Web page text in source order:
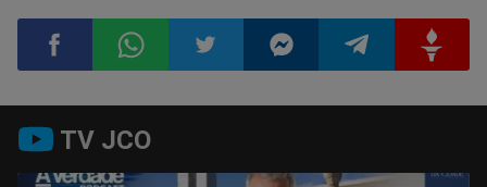
Compartilhar
no
no
no
no
no
no
TV JCO